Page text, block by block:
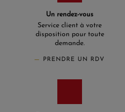
Un rendez-vous
Service client à votre
disposition pour toute
demande.
PRENDRE UN RDV